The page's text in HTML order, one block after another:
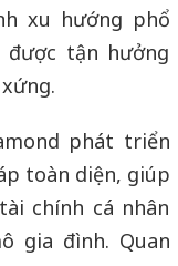
xu hướng phổ
tận hưởng
phát triển
toàn diện, giúp
chính cá nhân
gia đình. Quan